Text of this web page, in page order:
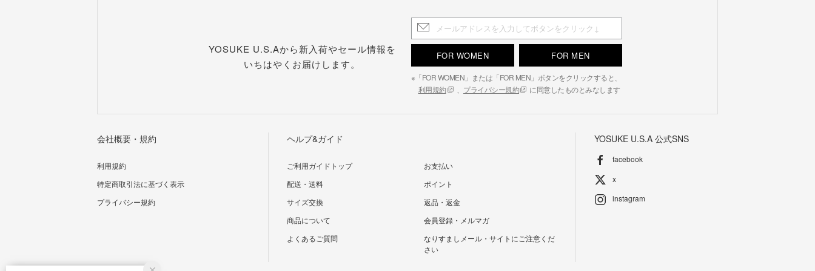
YOSUKE U.S.Aから新入荷やセール情報を
いちはやくお届けします。
FOR WOMEN FOR MEN
※「FOR WOMEN」または「FOR MEN」ボタンをクリックすると、
利用規約
プライバシー規約 に同意したものとみなします
会社概要・規約
利用規約
特定商取引法に基づく表示
プライバシー規約
ヘルプ&ガイド
ご利用ガイドトップ
お支払い
配送・送料
ポイント
サイズ交換
返品・返金
商品について
会員登録・メルマガ
よくあるご質問
なりすましメール・サイトにご注意くだ
さい
YOSUKE U.S.A 公式SNS
facebook
x
instagram